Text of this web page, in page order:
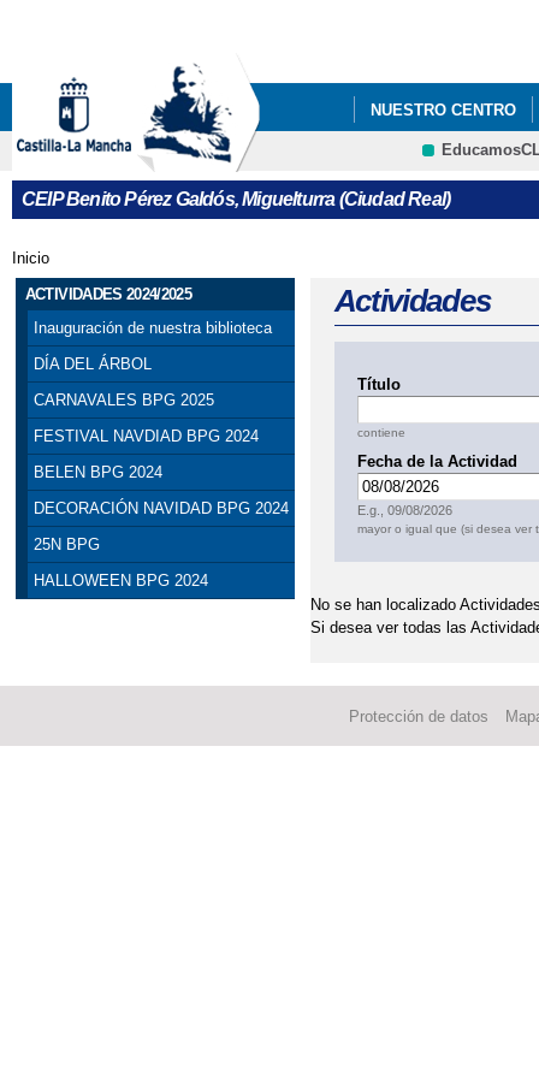
NUESTRO CENTRO
ACTIVIDADES 2024/
CRFP
CEIP Benito Pérez Galdós, Miguelturra (Ciudad Real)
Se encuentra usted aquí
Inicio
ACTIVIDADES 2024/2025
Inauguración de nuestra biblioteca
DÍA DEL ÁRBOL
CARNAVALES BPG 2025
FESTIVAL NAVDIAD BPG 2024
BELEN BPG 2024
DECORACIÓN NAVIDAD BPG 2024
25N BPG
HALLOWEEN BPG 2024
Actividades
Título
contiene
Fecha de la Actividad
Fecha
E.g., 09/08/2026
mayor o igual que (si desea ver
No se han localizado
Si desea ver todas las
Protección de datos